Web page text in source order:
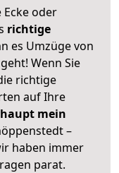
Ecke oder
richtige
es Umzüge von
Wenn Sie
richtige
auf Ihre
mein
–
haben immer
parat.